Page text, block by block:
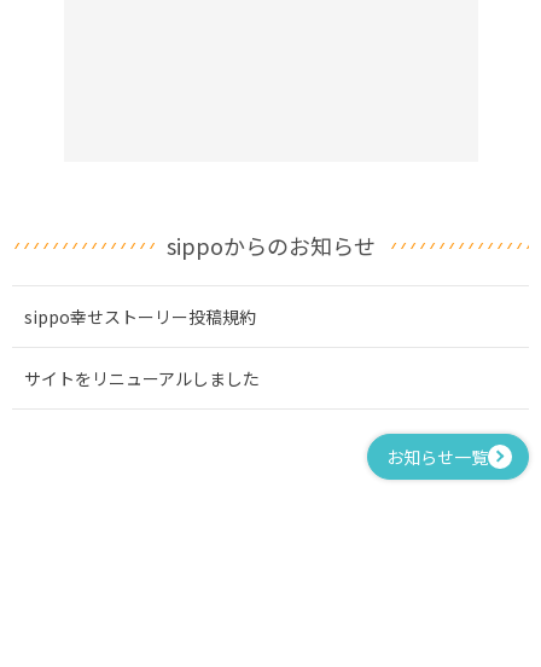
sippoからのお知らせ
sippo幸せストーリー投稿規約
サイトをリニューアルしました
お知らせ一覧